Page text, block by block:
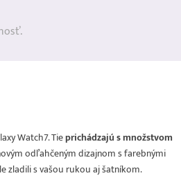
Watch7. Tieprichádzajú s množstvom
odľahčeným dizajnom s farebnými
zladili s vašou rukou aj šatníkom.